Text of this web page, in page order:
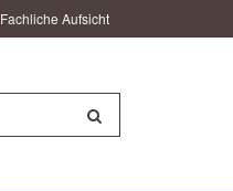
Fachliche Aufsicht